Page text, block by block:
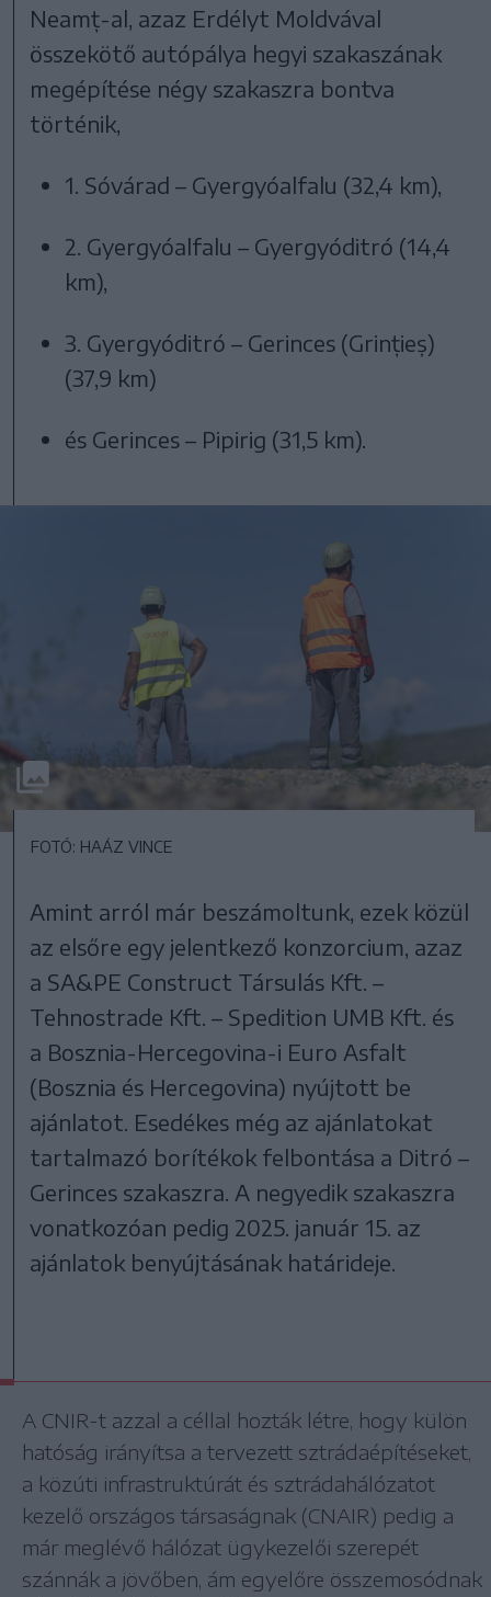
Neamț-al, azaz Erdélyt Moldvával
összekötő autópálya hegyi szakaszának
megépítése négy szakaszra bontva
történik,
1. Sóvárad – Gyergyóalfalu (32,4 km),
2. Gyergyóalfalu – Gyergyóditró (14,4
km),
3. Gyergyóditró – Gerinces (Grințieș)
(37,9 km)
és Gerinces – Pipirig (31,5 km).
FOTÓ: HAÁZ VINCE
Amint arról már beszámoltunk, ezek közül
az elsőre egy jelentkező konzorcium, azaz
a SA&PE Construct Társulás Kft. –
Tehnostrade Kft. – Spedition UMB Kft. és
a Bosznia-Hercegovina-i Euro Asfalt
(Bosznia és Hercegovina) nyújtott be
ajánlatot. Esedékes még az ajánlatokat
tartalmazó borítékok felbontása a Ditró –
Gerinces szakaszra. A negyedik szakaszra
vonatkozóan pedig 2025. január 15. az
ajánlatok benyújtásának határideje.
A CNIR-t azzal a céllal hozták létre, hogy külön
hatóság irányítsa a tervezett sztrádaépítéseket,
a közúti infrastruktúrát és sztrádahálózatot
kezelő országos társaságnak (CNAIR) pedig a
már meglévő hálózat ügykezelői szerepét
szánnák a jövőben, ám egyelőre összemosódnak